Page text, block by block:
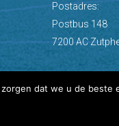
Postadres:
Postbus 148
7200 AC
dat we u de